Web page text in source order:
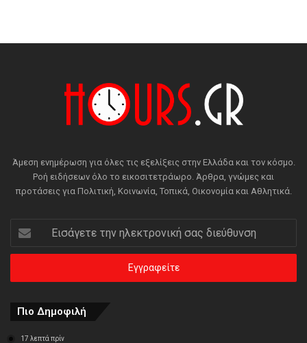
Άμεση ενημέρωση για όλες τις εξελίξεις στην Ελλάδα και τον κόσμο.
Ροή ειδήσεων όλο το εικοσιτετράωρο. Άρθρα, γνώμες και
προτάσεις για Πολιτική, Κοινωνία, Τοπικά, Οικονομία και Αθλητικά.
την
ηλεκτρονική
διεύθυνση
Πιο Δημοφιλή
17 λεπτά πρίν